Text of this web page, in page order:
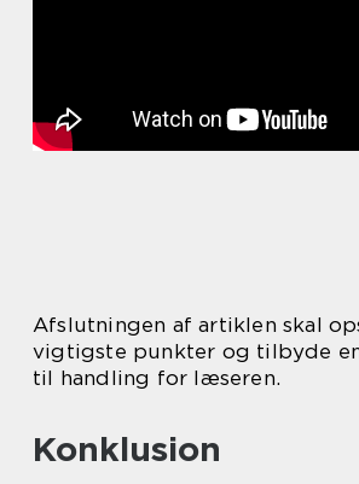
Afslutningen af artiklen skal
vigtigste punkter og tilbyde
til handling for læseren.
Konklusion